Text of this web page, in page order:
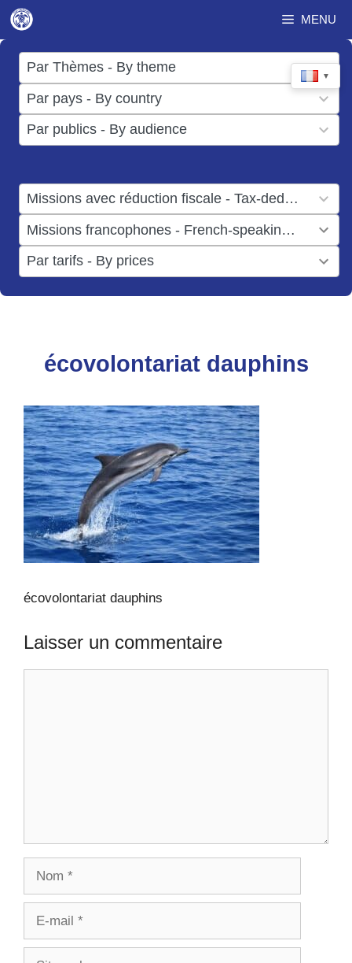
Aller
au
contenu
MENU
▼
Par Thèmes - By theme
17
results
available
Par pays - By country
50
results
available
Par publics - By audience
results
Missions avec réduction fiscale - Tax-deductible missions
result
available
Missions francophones - French-speaking missions
result
available
Par tarifs - By prices
results
available
écovolontariat dauphins
écovolontariat dauphins
Laisser un commentaire